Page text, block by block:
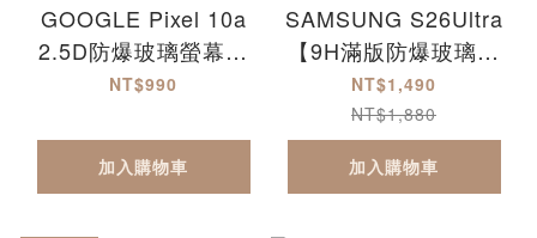
GOOGLE Pixel 10a
2.5D防爆玻璃螢幕保
護貼-滿版 Pixel10a
NT$990
加入購物車
SAMSUNG S26Ultra
【9H滿版防爆玻璃保
護貼+軍規認證防摔玻
璃殼】超值組合包
NT$1,490
NT$1,880
加入購物車